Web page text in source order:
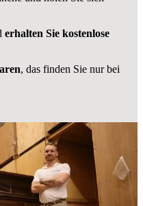
erhalten Sie kostenlose
, das finden Sie nur bei